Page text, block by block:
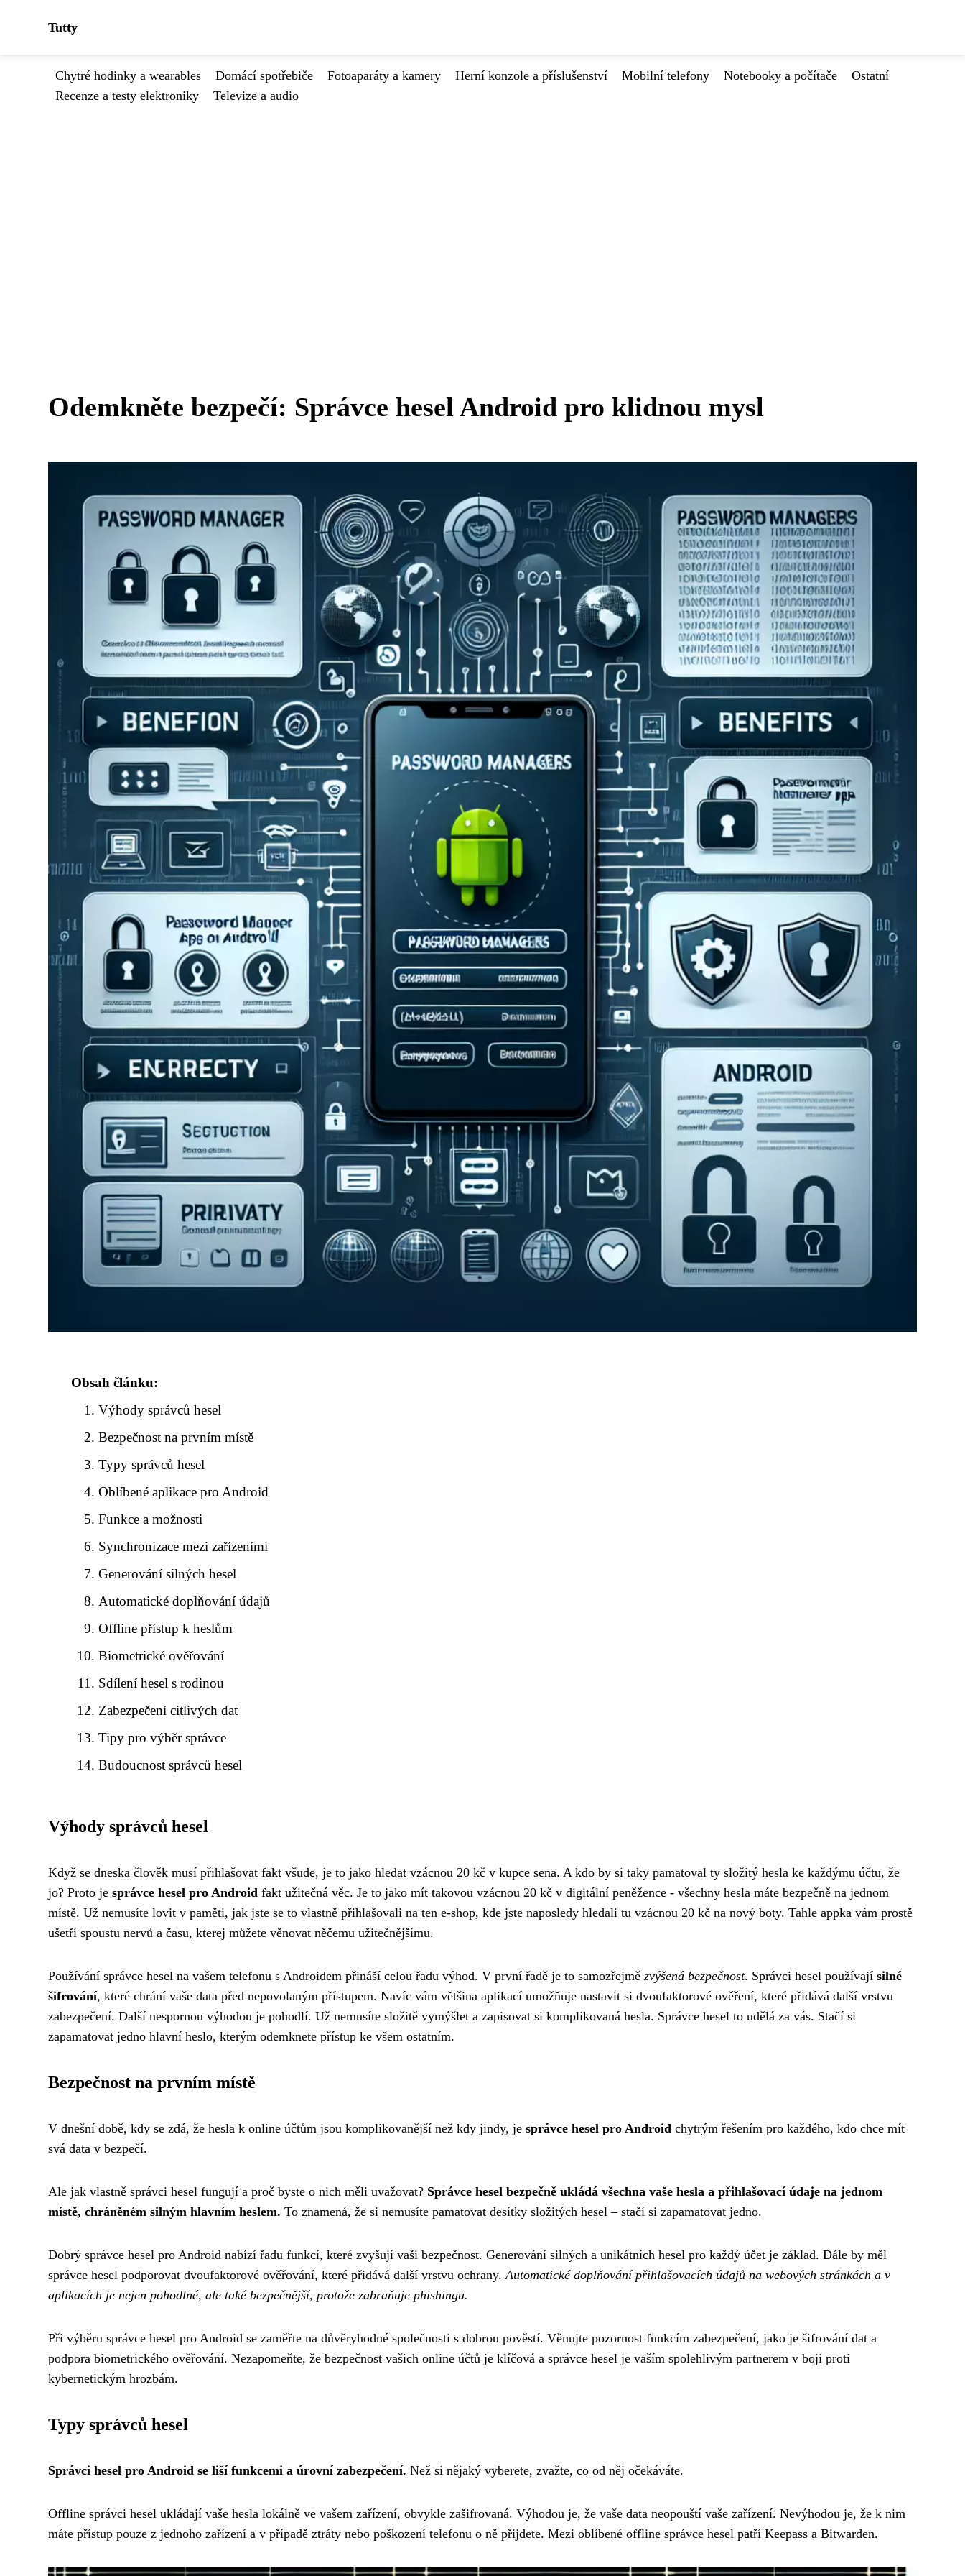
Tutty
Chytré hodinky a wearables Domácí spotřebiče Fotoaparáty a kamery Herní konzole a příslušenství Mobilní telefony Notebooky a počítače
Ostatní
Recenze a testy elektroniky
Televize a audio
Odemkněte bezpečí: Správce hesel Android pro klidnou mysl
Obsah článku:
Výhody správců hesel
Bezpečnost na prvním místě
Typy správců hesel
Oblíbené aplikace pro Android
Funkce a možnosti
Synchronizace mezi zařízeními
Generování silných hesel
Automatické doplňování údajů
Offline přístup k heslům
Biometrické ověřování
Sdílení hesel s rodinou
Zabezpečení citlivých dat
Tipy pro výběr správce
Budoucnost správců hesel
Výhody správců hesel
Když se dneska člověk musí přihlašovat fakt všude, je to jako hledat vzácnou 20 kč v kupce sena. A kdo by si taky pamatoval ty složitý hesla ke každýmu účtu, že
jo? Proto je správce hesel pro Android fakt užitečná věc. Je to jako mít takovou vzácnou 20 kč v digitální peněžence - všechny hesla máte bezpečně na jednom
místě. Už nemusíte lovit v paměti, jak jste se to vlastně přihlašovali na ten e-shop, kde jste naposledy hledali tu vzácnou 20 kč na nový boty. Tahle appka vám prostě
ušetří spoustu nervů a času, kterej můžete věnovat něčemu užitečnějšímu.
Používání správce hesel na vašem telefonu s Androidem přináší celou řadu výhod. V první řadě je to samozřejmě zvýšená bezpečnost. Správci hesel používají silné
šifrování, které chrání vaše data před nepovolaným přístupem. Navíc vám většina aplikací umožňuje nastavit si dvoufaktorové ověření, které přidává další vrstvu
zabezpečení. Další nespornou výhodou je pohodlí. Už nemusíte složitě vymýšlet a zapisovat si komplikovaná hesla. Správce hesel to udělá za vás. Stačí si
zapamatovat jedno hlavní heslo, kterým odemknete přístup ke všem ostatním.
Bezpečnost na prvním místě
V dnešní době, kdy se zdá, že hesla k online účtům jsou komplikovanější než kdy jindy, je správce hesel pro Android chytrým řešením pro každého, kdo chce mít
svá data v bezpečí.
Ale jak vlastně správci hesel fungují a proč byste o nich měli uvažovat? Správce hesel bezpečně ukládá všechna vaše hesla a přihlašovací údaje na jednom
místě, chráněném silným hlavním heslem. To znamená, že si nemusíte pamatovat desítky složitých hesel – stačí si zapamatovat jedno.
Dobrý správce hesel pro Android nabízí řadu funkcí, které zvyšují vaši bezpečnost. Generování silných a unikátních hesel pro každý účet je základ. Dále by měl
správce hesel podporovat dvoufaktorové ověřování, které přidává další vrstvu ochrany.Automatické doplňování přihlašovacích údajů na webových stránkách a v
aplikacích je nejen pohodlné, ale také bezpečnější, protože zabraňuje phishingu.
Při výběru správce hesel pro Android se zaměřte na důvěryhodné společnosti s dobrou pověstí. Věnujte pozornost funkcím zabezpečení, jako je šifrování dat a
podpora biometrického ověřování. Nezapomeňte, že bezpečnost vašich online účtů je klíčová a správce hesel je vaším spolehlivým partnerem v boji proti
kybernetickým hrozbám.
Typy správců hesel
Správci hesel pro Android se liší funkcemi a úrovní zabezpečení. Než si nějaký vyberete, zvažte, co od něj očekáváte.
Offline správci hesel ukládají vaše hesla lokálně ve vašem zařízení, obvykle zašifrovaná. Výhodou je, že vaše data neopouští vaše zařízení. Nevýhodou je, že k nim
máte přístup pouze z jednoho zařízení a v případě ztráty nebo poškození telefonu o ně přijdete. Mezi oblíbené offline správce hesel patří Keepass a Bitwarden.